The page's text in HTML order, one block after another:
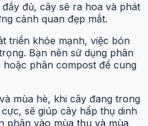
đủ, cây sẽ ra hoa và phát
cảnh quan đẹp mắt.
triển khỏe mạnh, việc bón
Bạn nên sử dụng phân
phân compost để cung
mùa hè, khi cây đang trong
sẽ giúp cây hấp thụ dinh
phân vào mùa thu và mùa